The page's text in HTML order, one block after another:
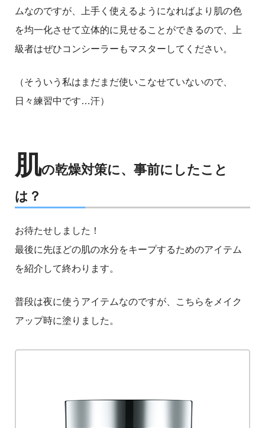
ムなのですが、上手く使えるようになればより肌の色
を均一化させて立体的に見せることができるので、上
級者はぜひコンシーラーもマスターしてください。
（そういう私はまだまだ使いこなせていないので、
日々練習中です…汗）
肌の乾燥対策に、事前にしたこと
は？
お待たせしました！
最後に先ほどの肌の水分をキープするためのアイテム
を紹介して終わります。
普段は夜に使うアイテムなのですが、こちらをメイク
アップ時に塗りました。